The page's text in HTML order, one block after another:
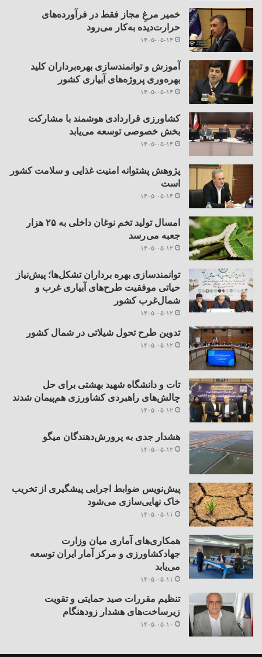
خمیر مرغِ مجاز فقط در فرآورده‌های
حرارت‌دیده به‌کار می‌رود
۱۴۰۵-۰۵-۱۴
آموزش و توانمندسازی بهره‌برداران کلید
بهره‌وری پروژه‌های آبیاری کشور
۱۴۰۵-۰۵-۱۴
کشاورزی قراردادی هوشمند با مشارکت
بخش خصوصی توسعه می‌یابد
۱۴۰۵-۰۵-۱۴
پژوهش پشتوانه امنیت غذایی و سلامت کشور
است
۱۴۰۵-۰۵-۱۴
امسال تولید تخم نوغان داخلی به ۲۵ هزار
جعبه می رسد
۱۴۰۵-۰۵-۱۲
توانمندسازی بهره برداران تشکل‌ها؛ پیش‌نیاز
حیاتی موفقیت طرح‌های آبیاری غرب و
شمال‌غرب کشور
۱۴۰۵-۰۵-۱۲
تدوین طرح تحول شیلاتی در شمال کشور
۱۴۰۵-۰۵-۱۲
تات و دانشگاه شهید بهشتی برای حل
چالش‌های راهبردی کشاورزی هم‌پیمان شدند
۱۴۰۵-۰۵-۱۲
هشدار جدی به پرورش‌دهندگان میگو
۱۴۰۵-۰۵-۱۲
پیش‌نویس ضوابط اجرایی پیشگیری از تخریب
خاک نهایی‌سازی می‌شود
۱۴۰۵-۰۵-۱۱
همکاری‌های آماری میان وزارت
جهادکشاورزی و مرکز آمار ایران توسعه
می‌یابد
۱۴۰۵-۰۵-۱۱
تنظیم مقررات صید حمایتی و تقویت
زیرساخت‌های هشدار زودهنگام
۱۴۰۵-۰۵-۱۰